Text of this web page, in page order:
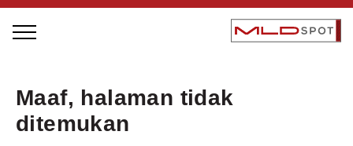
LOCAL GREATNESS
Maaf, halaman tidak
ditemukan